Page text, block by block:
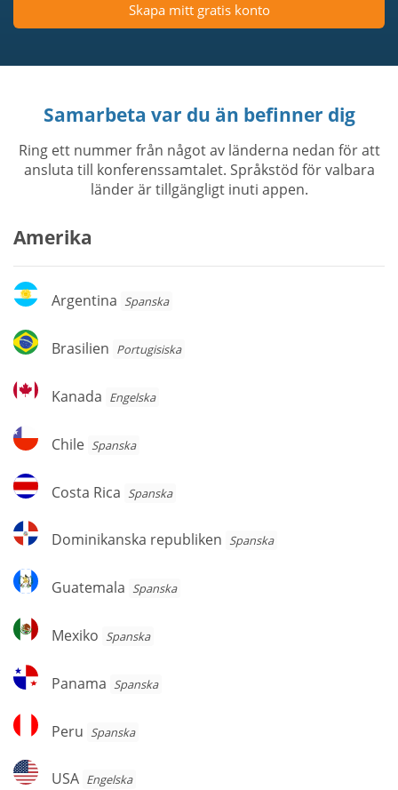
Skapa mitt gratis konto
Samarbeta var du än befinner dig
Ring ett nummer från något av länderna nedan för att
ansluta till konferenssamtalet. Språkstöd för valbara
länder är tillgängligt inuti appen.
Amerika
Argentina
Argentina Spanska
Brasilien
Brasilien Portugisiska
Kanada
Kanada Engelska
Chile
Chile Spanska
Costa
Rica
Costa Rica Spanska
Dominikanska
republiken
Dominikanska republiken Spanska
Guatemala
Guatemala Spanska
Mexiko
Mexiko Spanska
Panama
Panama Spanska
Peru
Peru Spanska
USA
USA Engelska